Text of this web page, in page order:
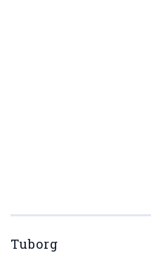
Tuborg